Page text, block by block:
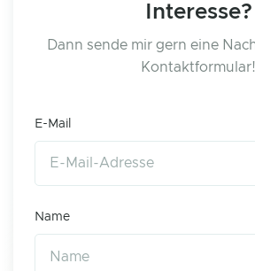
Interesse?
Dann sende mir gern eine
Kontaktformular!
E-Mail
Name